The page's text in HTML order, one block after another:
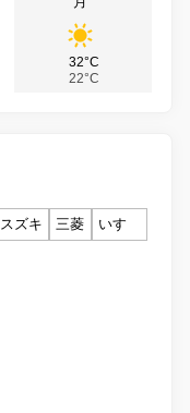
32°C
22°C
スズキ 三菱
いすゞ